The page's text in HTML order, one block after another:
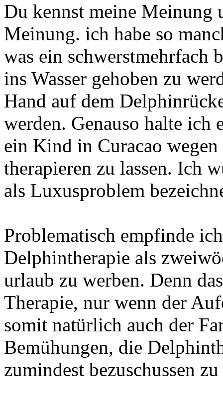
Du kennst meine Meinung
Meinung. ich habe so
was ein schwerstmehrfach
ins Wasser gehoben zu
Hand auf dem
werden. Genauso halte ich
ein Kind in Curacao
therapieren zu lassen. Ich
als Luxusproblem
Problematisch empfinde
Delphintherapie als
urlaub zu werben. Denn
Therapie, nur wenn der
somit natürlich auch der
Bemühungen, die
zumindest bezuschussen zu